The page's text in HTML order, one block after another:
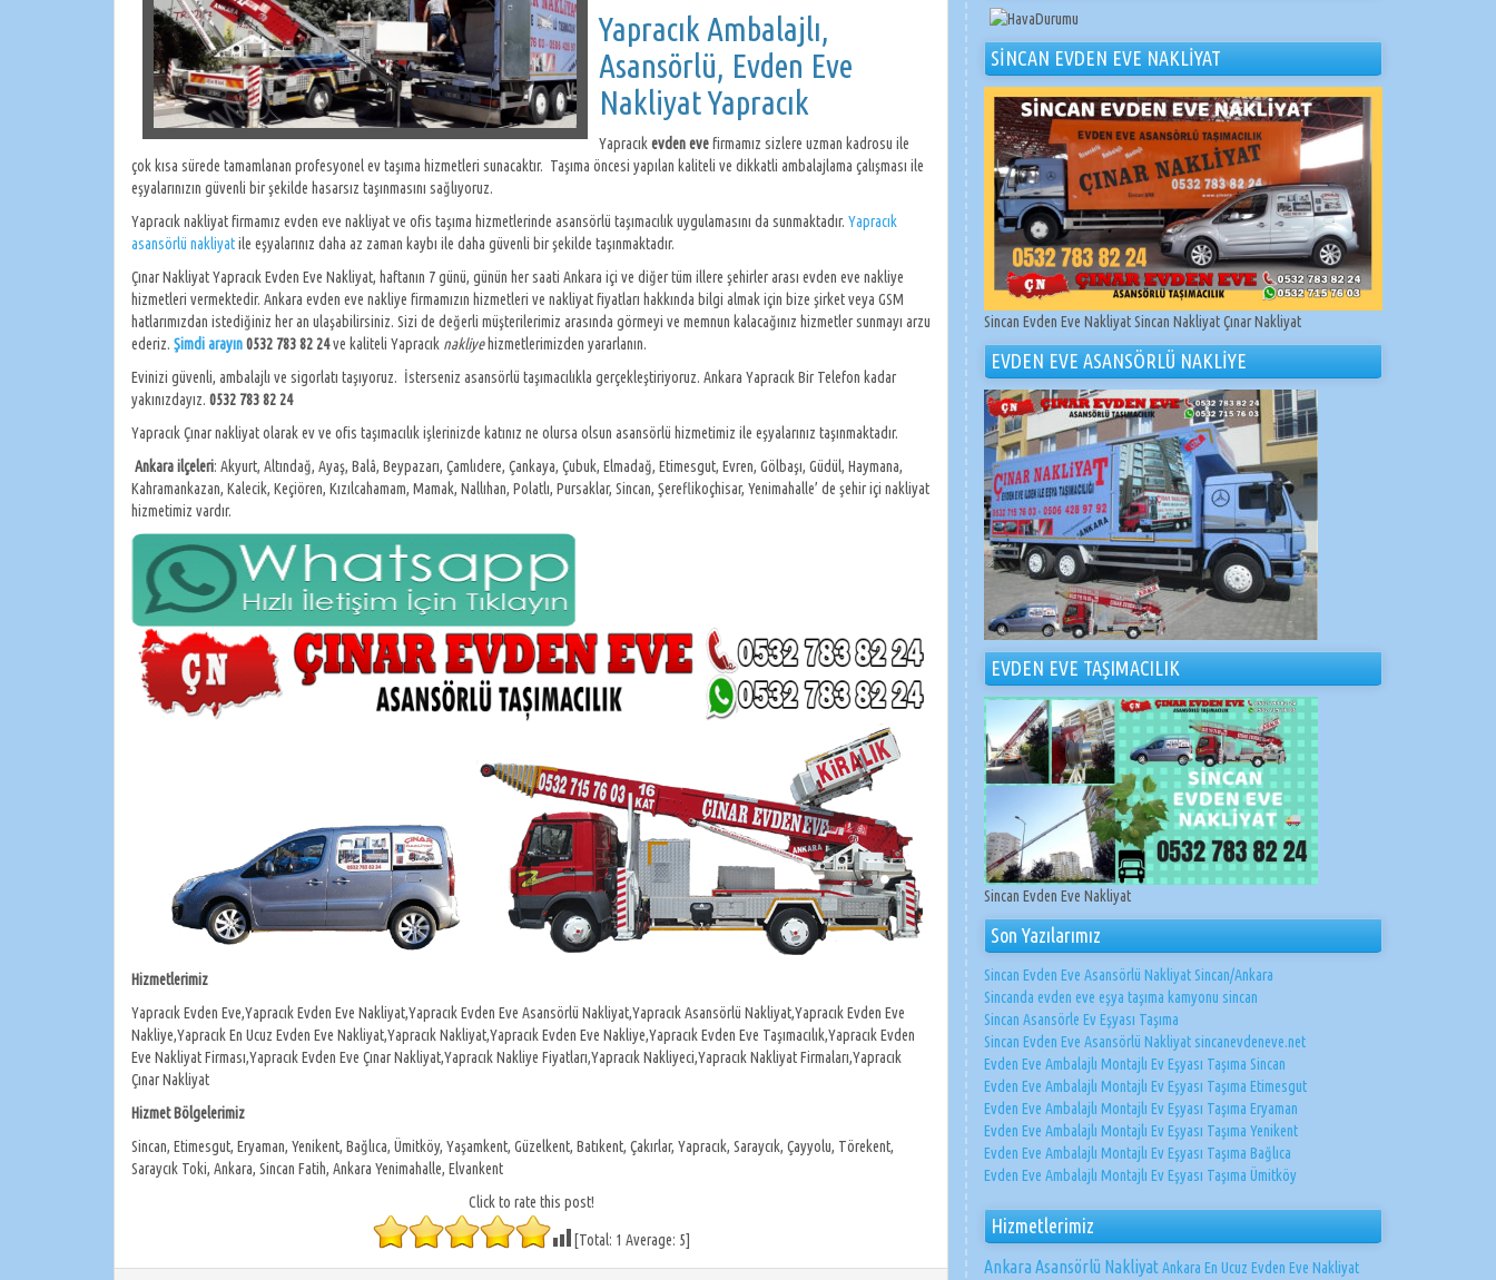
Yapracık Ambalajlı,
Asansörlü, Evden Eve
Nakliyat Yapracık
Yapracık evden evefirmamız sizlere uzman kadrosu ile
çok kısa sürede tamamlanan profesyonel ev taşıma hizmetleri sunacaktır. Taşıma öncesi yapılan kaliteli ve dikkatli ambalajlama çalışması ile
eşyalarınızın güvenli bir şekilde hasarsız taşınmasını sağlıyoruz.
Yapracık nakliyat firmamız evden eve nakliyat ve ofis taşıma hizmetlerinde asansörlü taşımacılık uygulamasını da sunmaktadır. Yapracık
asansörlü nakliyatile eşyalarınız daha az zaman kaybı ile daha güvenli bir şekilde taşınmaktadır.
Çınar Nakliyat Yapracık Evden Eve Nakliyat, haftanın 7 günü, günün her saati Ankara içi ve diğer tüm illere şehirler arası evden eve nakliye
hizmetleri vermektedir. Ankara evden eve nakliye firmamızın hizmetleri ve nakliyat fiyatları hakkında bilgi almak için bize şirket veya GSM
hatlarımızdan istediğiniz her an ulaşabilirsiniz. Sizi de değerli müşterilerimiz arasında görmeyi ve memnun kalacağınız hizmetler sunmayı arzu
ederiz. Şimdi arayın0532 783 82 24ve kaliteli Yapracık nakliyehizmetlerimizden yararlanın.
Evinizi güvenli, ambalajlı ve sigorlatı taşıyoruz. İsterseniz asansörlü taşımacılıkla gerçekleştiriyoruz. Ankara Yapracık Bir Telefon kadar
yakınızdayız. 0532 783 82 24
Yapracık Çınar nakliyat olarak ev ve ofis taşımacılık işlerinizde katınız ne olursa olsun asansörlü hizmetimiz ile eşyalarınız taşınmaktadır.
Ankarailçeleri: Akyurt, Altındağ, Ayaş, Balâ, Beypazarı, Çamlıdere, Çankaya, Çubuk, Elmadağ, Etimesgut, Evren, Gölbaşı, Güdül, Haymana,
Kahramankazan, Kalecik, Keçiören, Kızılcahamam, Mamak, Nallıhan, Polatlı, Pursaklar, Sincan, Şereflikoçhisar, Yenimahalle’ de şehir içi nakliyat
hizmetimiz vardır.
Hizmetlerimiz
Yapracık Evden Eve,Yapracık Evden Eve Nakliyat,Yapracık Evden Eve Asansörlü Nakliyat,Yapracık Asansörlü Nakliyat,Yapracık Evden Eve
Nakliye,Yapracık En Ucuz Evden Eve Nakliyat,Yapracık Nakliyat,Yapracık Evden Eve Nakliye,Yapracık Evden Eve Taşımacılık,Yapracık Evden
Eve Nakliyat Firması,Yapracık Evden Eve Çınar Nakliyat,Yapracık Nakliye Fiyatları,Yapracık Nakliyeci,Yapracık Nakliyat Firmaları,Yapracık
Çınar Nakliyat
Hizmet Bölgelerimiz
Sincan, Etimesgut, Eryaman, Yenikent, Bağlıca, Ümitköy, Yaşamkent, Güzelkent, Batıkent, Çakırlar, Yapracık, Saraycık, Çayyolu, Törekent,
Saraycık Toki, Ankara, Sincan Fatih, Ankara Yenimahalle, Elvankent
Click to rate this post!
[Total: 1 Average: 5]
SİNCAN EVDEN EVE NAKLİYAT
Sincan Evden Eve Nakliyat Sincan Nakliyat Çınar Nakliyat
EVDEN EVE ASANSÖRLÜ NAKLİYE
EVDEN EVE TAŞIMACILIK
Sincan Evden Eve Nakliyat
Son Yazılarımız
Sincan Evden Eve Asansörlü Nakliyat Sincan/Ankara
Sincanda evden eve eşya taşıma kamyonu sincan
Sincan Asansörle Ev Eşyası Taşıma
Sincan Evden Eve Asansörlü Nakliyat sincanevdeneve.net
Evden Eve Ambalajlı Montajlı Ev Eşyası Taşıma Sincan
Evden Eve Ambalajlı Montajlı Ev Eşyası Taşıma Etimesgut
Evden Eve Ambalajlı Montajlı Ev Eşyası Taşıma Eryaman
Evden Eve Ambalajlı Montajlı Ev Eşyası Taşıma Yenikent
Evden Eve Ambalajlı Montajlı Ev Eşyası Taşıma Bağlıca
Evden Eve Ambalajlı Montajlı Ev Eşyası Taşıma Ümitköy
Hizmetlerimiz
Ankara Asansörlü NakliyatAnkara En Ucuz Evden Eve Nakliyat